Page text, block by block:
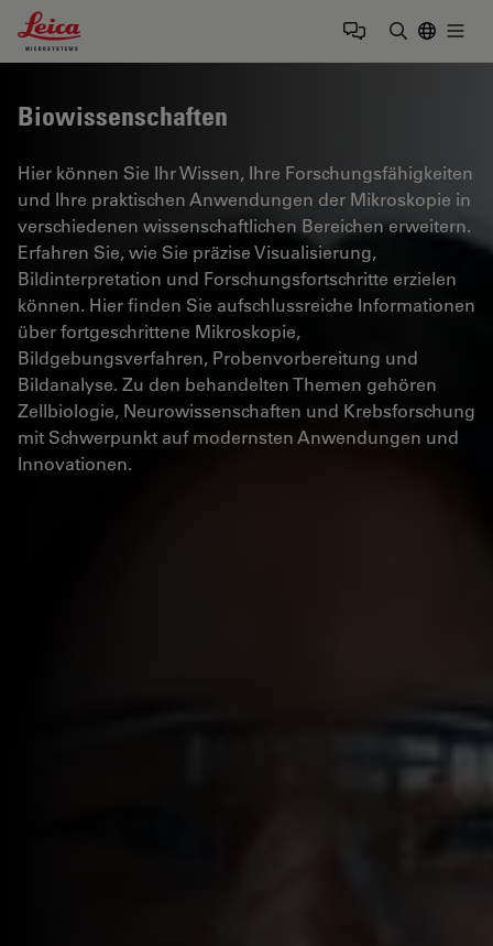
Leica Microsystems Logo
Biowissenschaften
Hier können Sie Ihr Wissen, Ihre Forschungsfähigkeiten
und Ihre praktischen Anwendungen der Mikroskopie in
verschiedenen wissenschaftlichen Bereichen erweitern.
Erfahren Sie, wie Sie präzise Visualisierung,
Bildinterpretation und Forschungsfortschritte erzielen
können. Hier finden Sie aufschlussreiche Informationen
über fortgeschrittene Mikroskopie,
Bildgebungsverfahren, Probenvorbereitung und
Bildanalyse. Zu den behandelten Themen gehören
Zellbiologie, Neurowissenschaften und Krebsforschung
mit Schwerpunkt auf modernsten Anwendungen und
Innovationen.